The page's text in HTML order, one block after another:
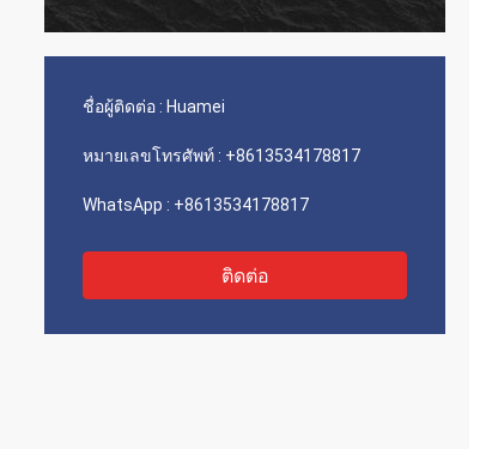
ติดตั้งเป็นไปอย่างราบรื่น และความแม่นยำได้
ประสิทธิภาพสูง!
ชื่อผู้ติดต่อ : Huamei
หมายเลขโทรศัพท์ : +8613534178817
WhatsApp : +8613534178817
ติดต่อ